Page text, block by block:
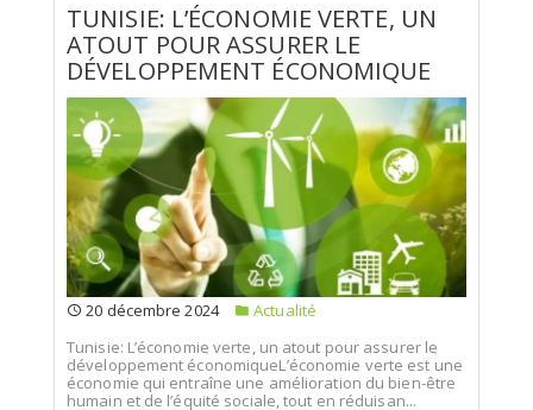
TUNISIE: L’ÉCONOMIE VERTE, UN
ATOUT POUR ASSURER LE
DÉVELOPPEMENT ÉCONOMIQUE
20 décembre 2024
Actualité
Tunisie: L’économie verte, un atout pour assurer le
développement économiqueL’économie verte est une
économie qui entraîne une amélioration du bien-être
humain et de l’équité sociale, tout en réduisan...